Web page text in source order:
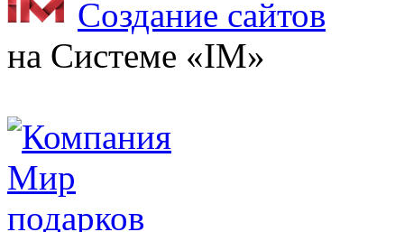
Создание сайтов
на Системе «IM»